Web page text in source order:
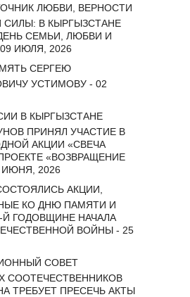
ЛЮБВИ, ВЕРНОСТИ
СИЛЫ: В КЫРГЫЗСТАНЕ
СЕМЬИ, ЛЮБВИ И
ИЮЛЯ, 2026
СЕРГЕЮ
УСТИМОВУ - 02
В КЫРГЫЗСТАНЕ
ПРИНЯЛ УЧАСТИЕ В
АКЦИИ «СВЕЧА
«ВОЗВРАЩЕНИЕ
2026
АКЦИИ,
КО ДНЮ ПАМЯТИ И
Й ГОДОВЩИНЕ НАЧАЛА
ВОЙНЫ - 25
СОВЕТ
СООТЕЧЕСТВЕННИКОВ
ТРЕБУЕТ ПРЕСЕЧЬ АКТЫ